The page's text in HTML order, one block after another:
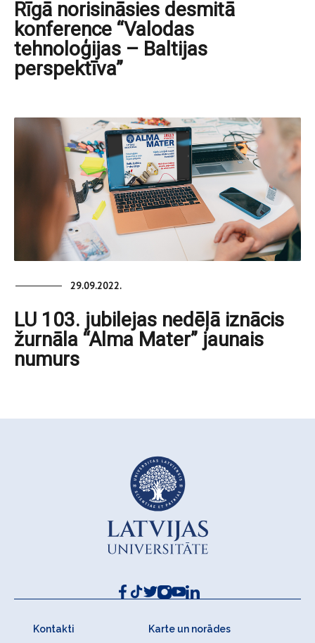
Rīgā norisināsies desmitā
konference “Valodas
tehnoloģijas – Baltijas
perspektīva”
29.09.2022.
LU 103. jubilejas nedēļā iznācis
žurnāla “Alma Mater” jaunais
numurs
Kontakti Karte un norādes